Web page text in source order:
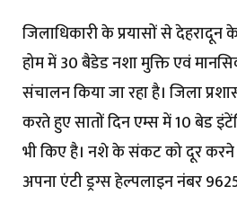
जिलाधिकारी के प्रयासों से
होम में 30 बैडेड नशा मुक्ति एवं
संचालन किया जा रहा है। जिला
करते हुए सातों दिन एम्स में 10 बेड
भी किए है। नशे के संकट को दूर करने
अपना एंटी ड्रग्स हेल्पलाइन नंबर